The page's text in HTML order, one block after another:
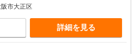
阪市大正区
詳細を見る